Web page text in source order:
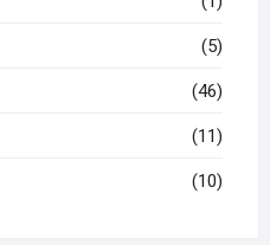
(5)
(46)
(11)
(10)